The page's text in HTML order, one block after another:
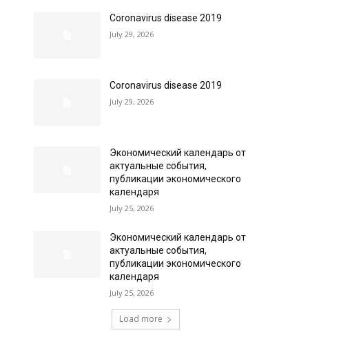
Coronavirus disease 2019
July 29, 2026
Coronavirus disease 2019
July 29, 2026
Экономический календарь от
актуальные события,
публикации экономического
календаря
July 25, 2026
Экономический календарь от
актуальные события,
публикации экономического
календаря
July 25, 2026
Load more